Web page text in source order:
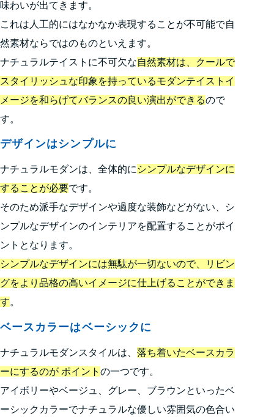
味わいが出てきます。
これは人工的にはなかなか表現することが不可能で自
然素材ならではのものといえます。
ナチュラルテイストに不可欠な自然素材は、クールで
スタイリッシュな印象を持っているモダンテイストイ
メージを和らげてバランスの良い演出ができるので
す。
デザインはシンプルに
ナチュラルモダンは、全体的にシンプルなデザインに
することが必要です。
そのため派手なデザインや過度な装飾などがない、シ
ンプルなデザインのインテリアを配置することがポイ
ントとなります。
シンプルなデザインには無駄が一切ないので、リビン
グをより品格の高いイメージに仕上げることができま
す。
ベースカラーはベーシックに
ナチュラルモダンスタイルは、 落ち着いたベースカラ
ーにするのが ポイント の一つです。
アイボリーやベージュ、グレー、ブラウンといったベ
ーシックカラーでナチュラルな優しい雰囲気の色合い